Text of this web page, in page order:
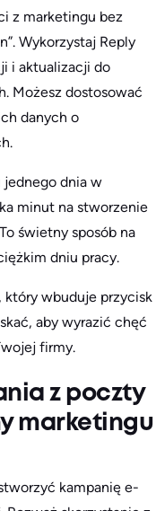
z marketingu bez
Wykorzystaj Reply
i aktualizacji do
Możesz dostosować
danych o
dnia w
minut na stworzenie
świetny sposób na
dniu pracy.
, który wbuduje przycisk
aby wyrazić chęć
firmy.
z poczty
marketingu
kampanię e-